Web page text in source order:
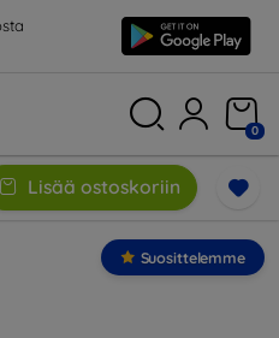
0
Lisää ostoskoriin
Suosittelemme